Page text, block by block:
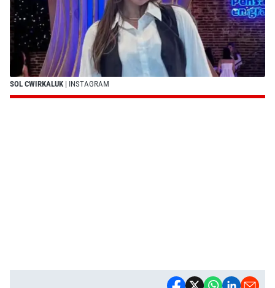
SOL CWIRKALUK | INSTAGRAM